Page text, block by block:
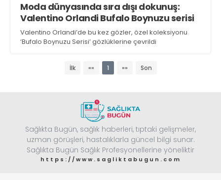
Moda dünyasında sıra dışı dokunuş:
Valentino Orlandi Bufalo Boynuzu serisi
Valentino Orlandi’de bu kez gözler, özel koleksiyonu
‘Bufalo Boynuzu Serisi’ gözlüklerine çevrildi
İlk «« 1 »» Son
Sağlıkta Bugün, sağlık haberleri, tıptaki gelişmeler,
uzman görüşleri, hastalıklarla güncel bilgi sunar.
Sağlıkta Bugün Sağlık Profesyonellerine yöneliktir
https://www.sagliktabugun.com
GÖZ HASTALIKLARI
GASTROENTEROLOJİ
GENEL CERRAHİ
GÖGÜS HASTALIKLARI
DERMATOLOJİ
ENDOKRİNOLOJİ
NÖROLOJİ
ORTOPEDİ VE TRAVMATOLOJİ
Web TV Galeri Yazarlar
sagliktabugun@gmail.com